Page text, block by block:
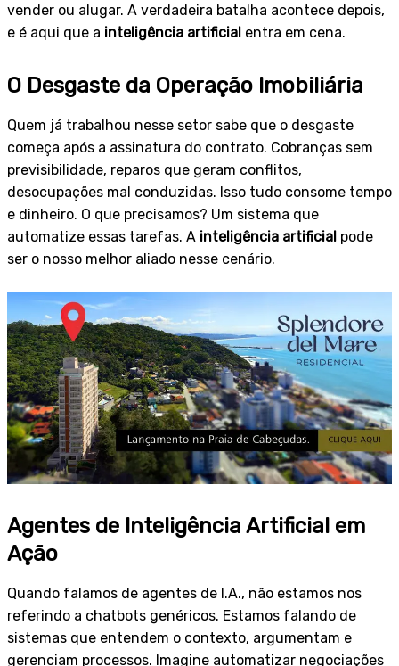
vender ou alugar. A verdadeira batalha acontece depois,
e é aqui que a inteligência artificial entra em cena.
O Desgaste da Operação Imobiliária
Quem já trabalhou nesse setor sabe que o desgaste
começa após a assinatura do contrato. Cobranças sem
previsibilidade, reparos que geram conflitos,
desocupações mal conduzidas. Isso tudo consome tempo
e dinheiro. O que precisamos? Um sistema que
automatize essas tarefas. A inteligência artificial pode
ser o nosso melhor aliado nesse cenário.
Agentes de Inteligência Artificial em
Ação
Quando falamos de agentes de I.A., não estamos nos
referindo a chatbots genéricos. Estamos falando de
sistemas que entendem o contexto, argumentam e
gerenciam processos. Imagine automatizar negociações